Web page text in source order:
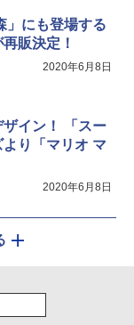
」にも登場する
販決定！
2020年6月8日
イン！ 「スー
り「マリオ マ
2020年6月8日